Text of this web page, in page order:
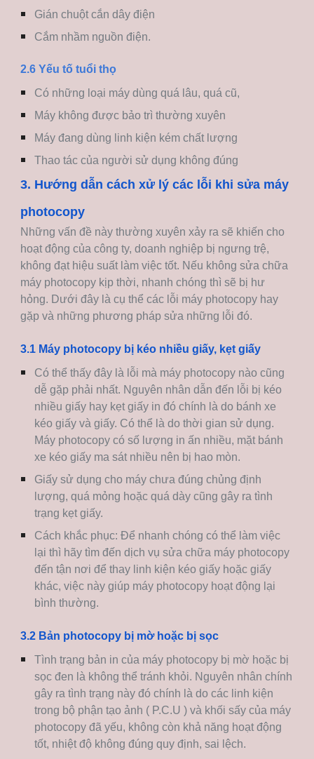
Gián chuột cắn dây điện
Cắm nhầm nguồn điện.
2.6 Yếu tố tuổi thọ
Có những loại máy dùng quá lâu, quá cũ,
Máy không được bảo trì thường xuyên
Máy đang dùng linh kiện kém chất lượng
Thao tác của người sử dụng không đúng
3. Hướng dẫn cách xử lý các lỗi khi sửa máy
photocopy
Những vấn đề này thường xuyên xảy ra sẽ khiến cho
hoạt động của công ty, doanh nghiệp bị ngưng trệ,
không đạt hiệu suất làm việc tốt. Nếu không sửa chữa
máy photocopy kịp thời, nhanh chóng thì sẽ bị hư
hỏng. Dưới đây là cụ thể các lỗi máy photocopy hay
gặp và những phương pháp sửa những lỗi đó.
3.1 Máy photocopy bị kéo nhiều giấy, kẹt giấy
Có thể thấy đây là lỗi mà máy photocopy nào cũng
dễ gặp phải nhất. Nguyên nhân dẫn đến lỗi bị kéo
nhiều giấy hay kẹt giấy in đó chính là do bánh xe
kéo giấy và giấy. Có thể là do thời gian sử dụng.
Máy photocopy có số lượng in ấn nhiều, mặt bánh
xe kéo giấy ma sát nhiều nên bị hao mòn.
Giấy sử dụng cho máy chưa đúng chủng định
lượng, quá mỏng hoặc quá dày cũng gây ra tình
trạng kẹt giấy.
Cách khắc phục: Để nhanh chóng có thể làm việc
lại thì hãy tìm đến dịch vụ sửa chữa máy photocopy
đến tận nơi để thay linh kiện kéo giấy hoặc giấy
khác, việc này giúp máy photocopy hoạt động lại
bình thường.
3.2 Bản photocopy bị mờ hoặc bị sọc
Tình trạng bản in của máy photocopy bị mờ hoặc bị
sọc đen là không thể tránh khỏi. Nguyên nhân chính
gây ra tình trạng này đó chính là do các linh kiện
trong bộ phận tạo ảnh ( P.C.U ) và khối sấy của máy
photocopy đã yếu, không còn khả năng hoạt động
tốt, nhiệt độ không đúng quy định, sai lệch.